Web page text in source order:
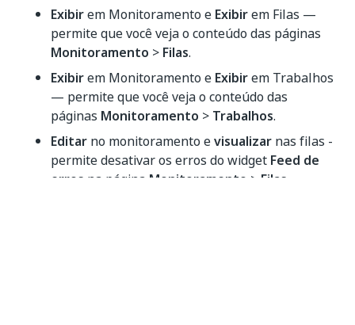
Exibirem Monitoramento e Exibirem Filas —
permite que você veja o conteúdo das páginas
Monitoramento > Filas.
Exibirem Monitoramento e Exibirem Trabalhos
— permite que você veja o conteúdo das
páginas Monitoramento > Trabalhos.
Editar no monitoramento evisualizar nas filas -
permite desativar os erros do widget Feed de
erros na página Monitoramento > Filas